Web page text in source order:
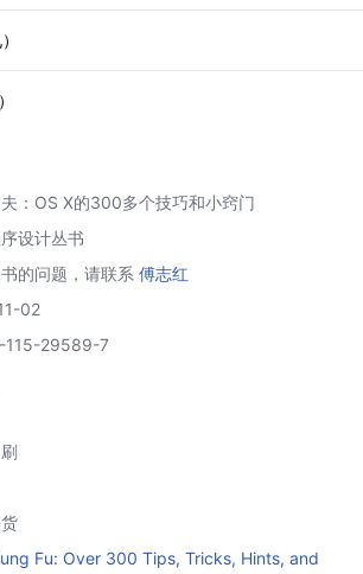
：OS X的300多个技巧和小窍门
设计丛书
的问题，请联系 傅志红
02
115-29589-7
Fu: Over 300 Tips, Tricks, Hints, and